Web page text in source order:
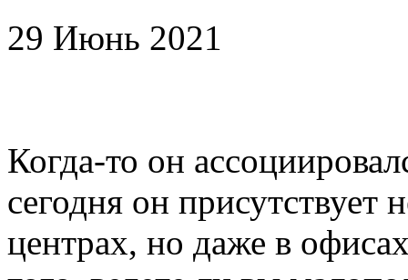
29 Июнь 2021
Когда-то он
сегодня он присутствует
центрах, но даже в